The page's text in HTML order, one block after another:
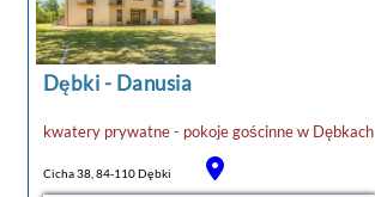
Dębki oferuje kryty basen.Na terenie obiektu
Prowincja Dębki dostępny jest plac zabaw i
sprzęt do grillowania.Odległość ważnych
miejsc od obiektu: ...
Dębki- Danusia
kwatery prywatne - pokoje gościnnew Dębkach
Cicha 38, 84-110 Dębki